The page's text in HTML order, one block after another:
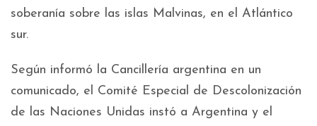
soberanía sobre las islas Malvinas, en el Atlántico
sur.
Según informó la Cancillería argentina en un
comunicado, el Comité Especial de Descolonización
de las Naciones Unidas instó a Argentina y el